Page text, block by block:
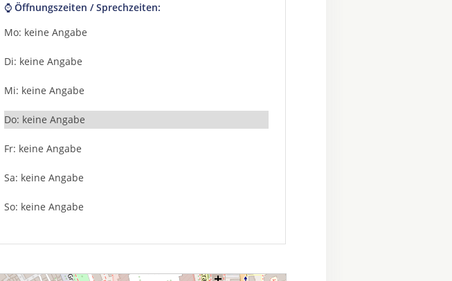
⌚ Öffnungszeiten / Sprechzeiten:
Mo: keine Angabe
Di: keine Angabe
Mi: keine Angabe
Do: keine Angabe
Fr: keine Angabe
Sa: keine Angabe
So: keine Angabe